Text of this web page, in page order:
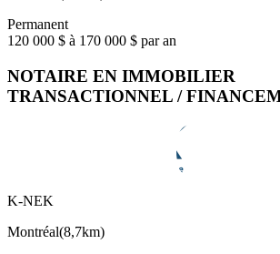
Permanent
120 000 $ à 170 000 $ par an
NOTAIRE EN IMMOBILIER
TRANSACTIONNEL /
K-NEK
Montréal(8,7km)